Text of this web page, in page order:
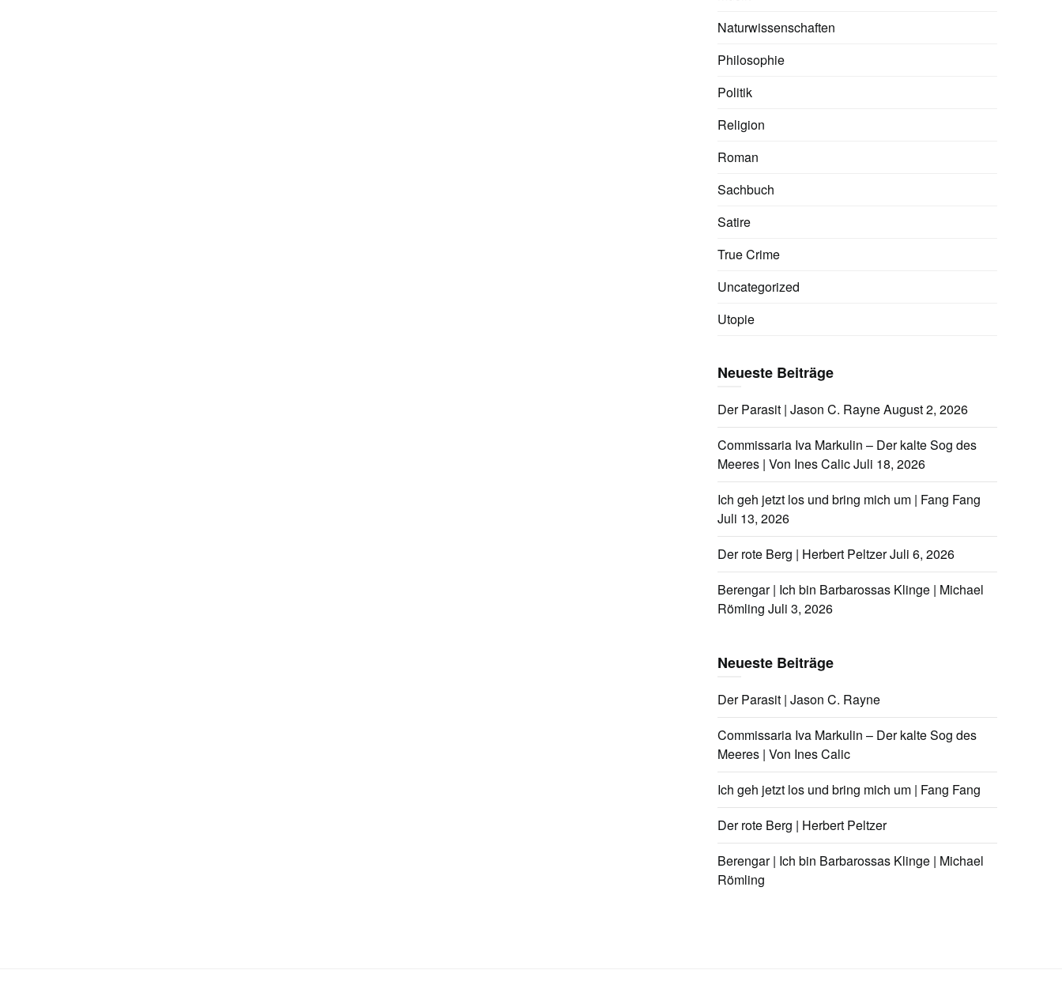
Naturwissenschaften
Philosophie
Politik
Religion
Roman
Sachbuch
Satire
True Crime
Uncategorized
Utopie
Neueste Beiträge
Der Parasit | Jason C. RayneAugust 2, 2026
Commissaria Iva Markulin – Der kalte Sog des
Meeres | Von Ines CalicJuli 18, 2026
Ich geh jetzt los und bring mich um | Fang Fang
Juli 13, 2026
Der rote Berg | Herbert PeltzerJuli 6, 2026
Berengar | Ich bin Barbarossas Klinge | Michael
Römling Juli 3, 2026
Neueste Beiträge
Der Parasit | Jason C. Rayne
Commissaria Iva Markulin – Der kalte Sog des
Meeres | Von Ines Calic
Ich geh jetzt los und bring mich um | Fang Fang
Der rote Berg | Herbert Peltzer
Berengar | Ich bin Barbarossas Klinge | Michael
Römling